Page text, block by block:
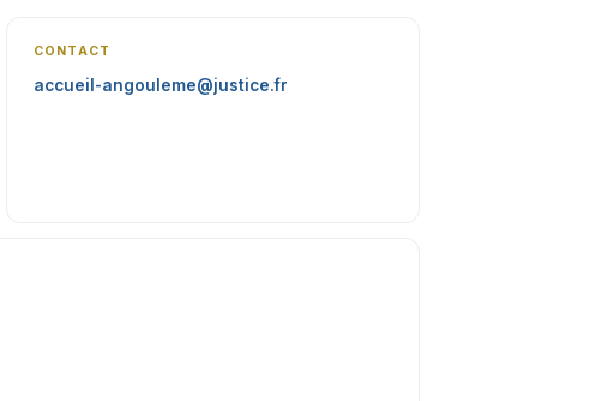
CONTACT
accueil-angouleme@justice.fr